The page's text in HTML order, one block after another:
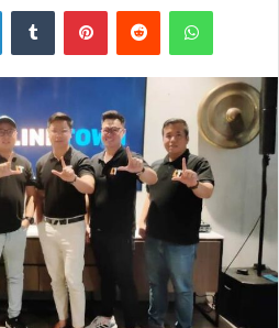
LinkedInTumblr PinterestReddit